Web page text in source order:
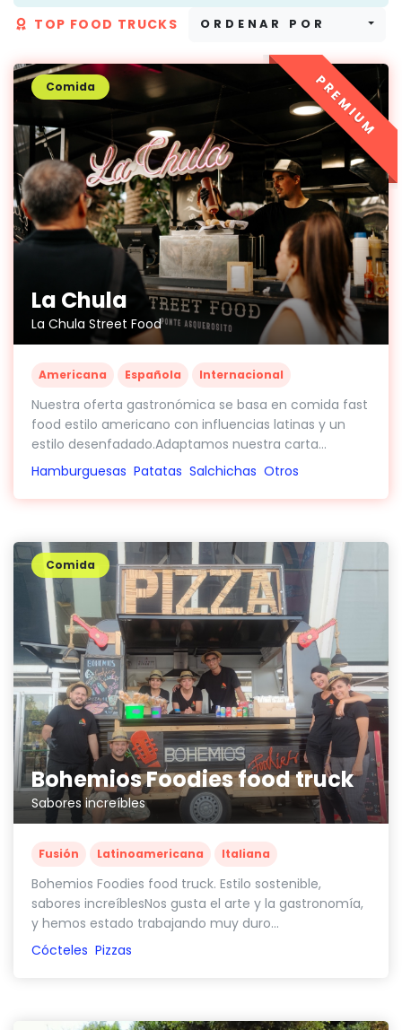
TOP FOOD TRUCKS ORDENAR POR
La Chula
La Chula Street Food
Comida
Americana Española Internacional
Nuestra oferta gastronómica se basa en comida fast
food estilo americano con influencias latinas y un
estilo desenfadado.Adaptamos nuestra carta...
Hamburguesas Patatas Salchichas Otros
PREMIUM
Bohemios Foodies food truck
Sabores increíbles
Comida
Fusión Latinoamericana Italiana
Bohemios Foodies food truck. Estilo sostenible,
sabores increíblesNos gusta el arte y la gastronomía,
y hemos estado trabajando muy duro...
Cócteles Pizzas